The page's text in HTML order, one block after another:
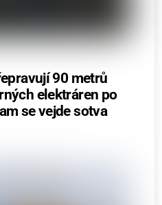
90 metrů
elektráren po
se vejde sotva